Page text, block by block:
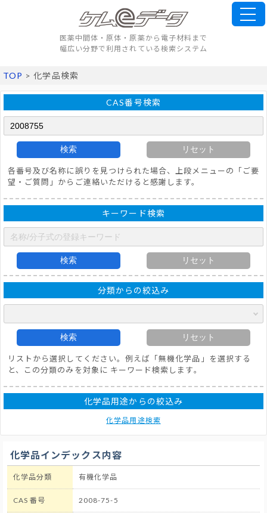
医薬中間体・原体・原薬から電子材料まで
幅広い分野で利用されている検索システム
TOP > 化学品検索
CAS番号検索
検索 リセット
各番号及び名称に誤りを見つけられた場合、上段メニューの「ご要
望・ご質問」からご連絡いただけると感謝します。
キーワード検索
検索 リセット
分類からの絞込み
検索 リセット
リストから選択してください。例えば「無機化学品」を選択する
と、この分類のみを対象に キーワード検索します。
化学品用途からの絞込み
化学品用途検索
化学品インデックス内容
化学品分類 有機化学品
CAS 番号 2008-75-5